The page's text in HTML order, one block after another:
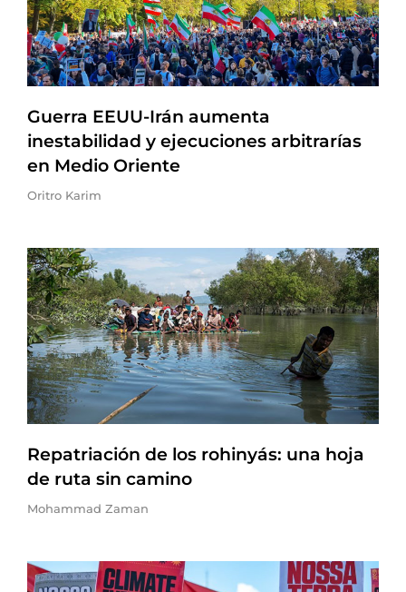
Guerra EEUU-Irán aumenta
inestabilidad y ejecuciones arbitrarías
en Medio Oriente
Oritro Karim
Repatriación de los rohinyás: una hoja
de ruta sin camino
Mohammad Zaman